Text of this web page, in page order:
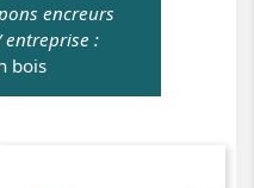
encreurs
:
bois